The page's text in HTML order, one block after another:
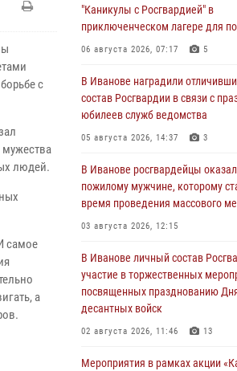
с
мужества
людей.
самое
а
"Каникулы с Росгвардией" в
приключенческом лагере для
06 августа 2026, 07:17 5
В Иванове наградили
состав Росгвардии в связи с
юбилеев служб ведомства
05 августа 2026, 14:37 3
В Иванове росгвардейцы
пожилому мужчине, которому
время проведения массового
03 августа 2026, 12:15
В Иванове личный состав
участие в торжественных
посвященных празднованию
десантных войск
02 августа 2026, 11:46 13
Мероприятия в рамках акции